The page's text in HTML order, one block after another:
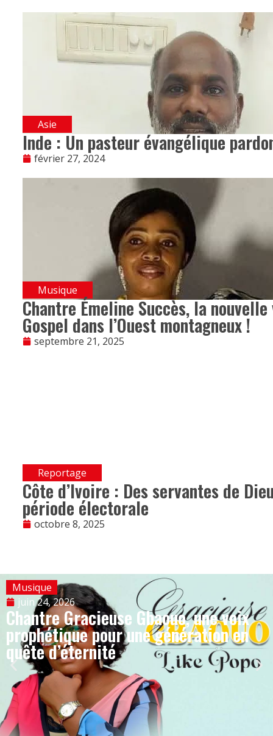
Asie
Inde : Un pasteur évangélique
février 27, 2024
Musique
Chantre Émeline Succès, la
Gospel dans l’Ouest montagneux !
septembre 21, 2025
Reportage
Côte d’Ivoire : Des servantes de
période électorale
octobre 8, 2025
Musique
juin 24, 2026
Chantre Gracieuse Gbaouo, une voix
prophétique pour une génération en
quête d’éternité